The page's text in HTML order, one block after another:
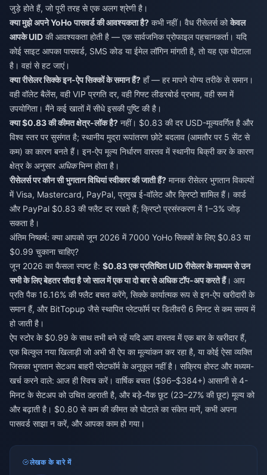
जुड़े होते हैं, जो पूरी तरह से एक अलग श्रेणी है।
क्या मुझे अपने YoHo पासवर्ड की आवश्यकता है? कभी नहीं। वैध रीसेलर्स कोकेवल
आपके UID की आवश्यकता होती है — एक सार्वजनिक प्रोफाइल पहचानकर्ता। यदि
कोई साइट आपका पासवर्ड, SMS कोड या ईमेल लॉगिन मांगती है, तो यह एक घोटाला
है। वहां से हट जाएं।
क्या रीसेलर सिक्के इन-ऐप सिक्कों के समान हैं? हाँ — हर मापने योग्य तरीके से समान।
वही वॉलेट बैलेंस, वही VIP प्रगति दर, वही गिफ्ट लीडरबोर्ड प्रभाव, वही रूम में
उपयोगिता। मैंने कई खातों में सीधे इसकी पुष्टि की है।
क्या $0.83 की कीमत क्षेत्र-लॉक है? नहीं। $0.83 की दर USD-मूल्यवर्गित है और
विश्व स्तर पर सुसंगत है; स्थानीय मुद्रा रूपांतरण छोटे बदलाव (आमतौर पर 5 सेंट से
कम) का कारण बनते हैं। इन-ऐप मूल्य निर्धारण वास्तव में स्थानीय बिक्री कर के कारण
क्षेत्र के अनुसार अधिकभिन्न होता है।
रीसेलर्स पर कौन सी भुगतान विधियां स्वीकार की जाती हैं? मानक रीसेलर भुगतान विकल्पों
में Visa, Mastercard, PayPal, प्रमुख ई-वॉलेट और क्रिप्टो शामिल हैं। कार्ड
और PayPal $0.83 की फ्लैट दर रखते हैं; क्रिप्टो प्रसंस्करण में 1–3% जोड़
सकता है।
अंतिम निष्कर्ष: क्या आपको जून 2026 में 7000 YoHo सिक्कों के लिए $0.83 या
$0.99 चुकाना चाहिए?
जून 2026 का फैसला स्पष्ट है: $0.83 एक प्रतिष्ठित UID रीसेलर के माध्यम से उन
सभी के लिए बेहतर सौदा है जो साल में एक या दो बार से अधिक टॉप-अप करते हैं। आप
प्रति पैक 16.16% की फ्लैट बचत करेंगे, सिक्के कार्यात्मक रूप से इन-ऐप खरीदारी के
समान हैं, और BitTopup जैसे स्थापित प्लेटफॉर्म पर डिलीवरी 6 मिनट से कम समय में
हो जाती है।
ऐप स्टोर के $0.99 के साथ तभी बने रहें यदि आप वास्तव में एक बार के खरीदार हैं,
एक बिल्कुल नया खिलाड़ी जो अभी भी ऐप का मूल्यांकन कर रहा है, या कोई ऐसा व्यक्ति
जिसका भुगतान सेटअप बाहरी प्लेटफॉर्म के अनुकूल नहीं है। सक्रिय होस्ट और मध्यम-
खर्च करने वाले: आज ही स्विच करें। वार्षिक बचत ($96–$384+) आसानी से 4-
मिनट के सेटअप को उचित ठहराती है, और बड़े-पैक छूट (23–27% की छूट) मूल्य को
और बढ़ाती है। $0.80 से कम की कीमत को घोटाले का संकेत मानें, कभी अपना
पासवर्ड साझा न करें, और आपका काम हो गया।
लेखक के बारे में